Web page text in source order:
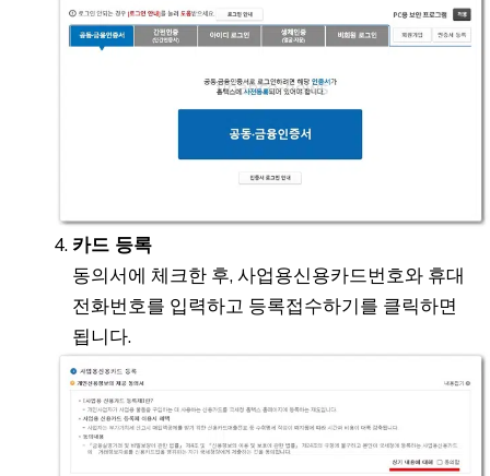
카드 등록
동의서에 체크한 후, 사업용신용카드번호와 휴대
전화번호를 입력하고 등록접수하기를 클릭하면
됩니다.